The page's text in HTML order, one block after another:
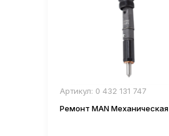
Ремонт MAN Механическая
Артикул: 0 432 131 747